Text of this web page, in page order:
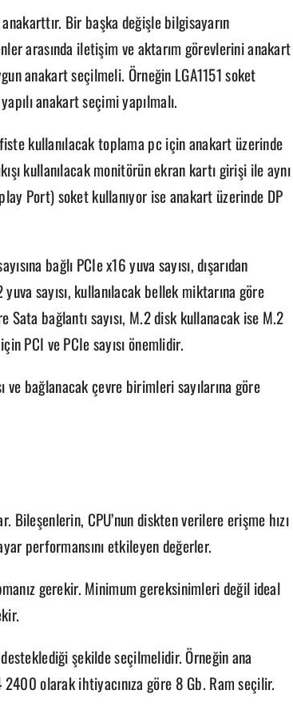
Bir başka değişle bilgisayarın
arasında iletişim ve aktarım görevlerini anakart
anakart seçilmeli. Örneğin LGA1151 soket
anakart seçimi yapılmalı.
kullanılacak toplama pc için anakart üzerinde
kullanılacak monitörün ekran kartı girişi ile aynı
Port) soket kullanıyor ise anakart üzerinde DP
bağlı PCIe x16 yuva sayısı, dışarıdan
yuva sayısı, kullanılacak bellek miktarına göre
Sata bağlantı sayısı, M.2 disk kullanacak ise M.2
PCI ve PCIe sayısı önemlidir.
ve bağlanacak çevre birimleri sayılarına göre
CPU’nun diskten verilere erişme hızı
performansını etkileyen değerler.
gerekir. Minimum gereksinimleri değil ideal
şekilde seçilmelidir. Örneğin ana
olarak ihtiyacınıza göre 8 Gb. Ram seçilir.